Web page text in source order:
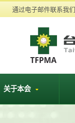
通过电子邮件联系我们
关于本会